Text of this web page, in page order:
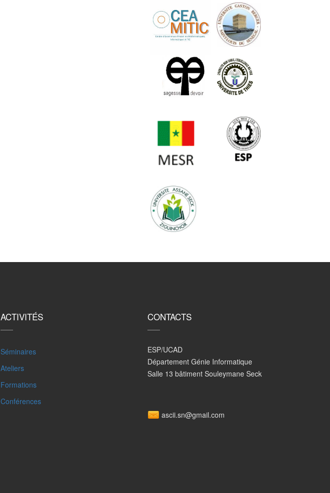
ACTIVITÉS
Séminaires
Ateliers
Formations
Conférences
CONTACTS
ESP/UCAD
Département Génie Informatique
Salle 13 bâtiment Souleymane Seck
ascii.sn@gmail.com